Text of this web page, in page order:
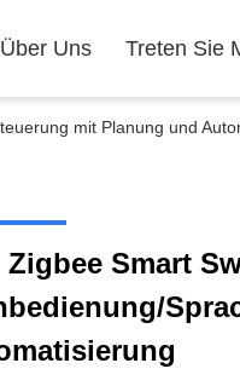
Über Uns Treten Sie
mit Planung und
Smart